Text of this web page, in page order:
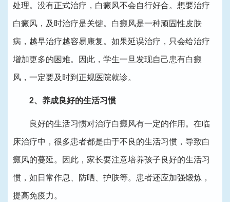
处理。没有正式治疗，白癜风不会自行好合。想要治疗
白癜风，及时治疗是关键。白癜风是一种顽固性皮肤
病，越早治疗越容易康复。如果延误治疗，只会给治疗
增加更多的困难。因此，学生一旦发现自己患有白癜
风，一定要及时到正规医院就诊。
2、养成良好的生活习惯
良好的生活习惯对治疗白癜风有一定的作用。在临
床治疗中，很多患者都是由于不良的生活习惯，导致白
癜风的蔓延。因此，家长要注意培养孩子良好的生活习
惯，如日常作息、防晒、护肤等。患者还应加强锻炼，
提高免疫力。